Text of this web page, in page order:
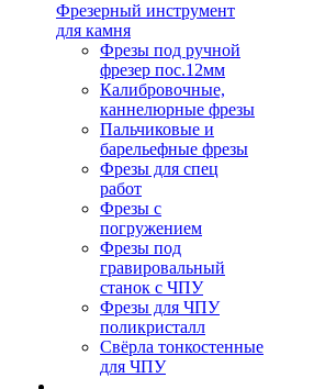
Фрезерный инструмент
для камня
Фрезы под ручной
фрезер пос.12мм
Калибровочные,
каннелюрные фрезы
Пальчиковые и
барельефные фрезы
Фрезы для спец
работ
Фрезы с
погружением
Фрезы под
гравировальный
станок с ЧПУ
Фрезы для ЧПУ
поликристалл
Свёрла тонкостенные
для ЧПУ